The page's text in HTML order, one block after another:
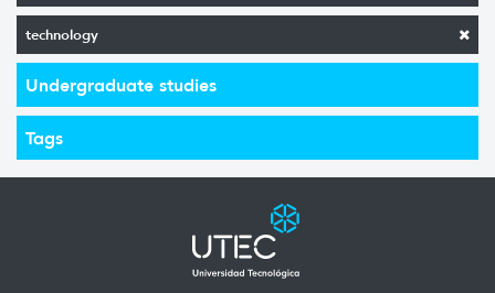
technology
Undergraduate studies
Tags